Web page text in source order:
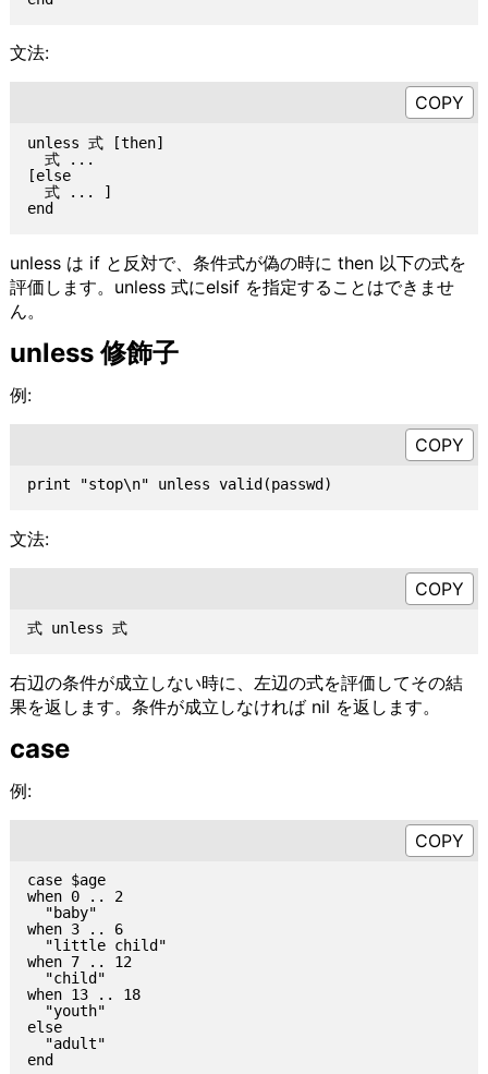
文法:
unless 式 [then]
  式 ...
[else
  式 ... ]
unless は if と反対で、条件式が偽の時に then 以下の式を
評価します。unless 式にelsif を指定することはできませ
ん。
unless 修飾子
例:
文法:
式 unless 式
右辺の条件が成立しない時に、左辺の式を評価してその結
果を返します。条件が成立しなければ nil を返します。
case
例:
case $age
when 0 .. 2
  "baby"
when 3 .. 6
  "little child"
when 7 .. 12
  "child"
when 13 .. 18
  "youth"
else
  "adult"